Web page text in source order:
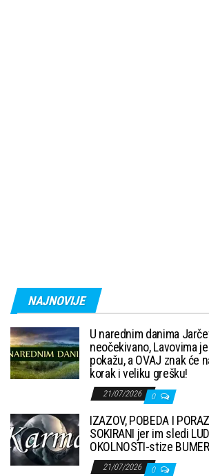
NAJNOVIJE
U narednim danima
neočekivano, Lavovima
pokažu, a OVAJ znak će
korak i veliku grešku!
21/07/2026 0
IZAZOV, POBEDA I
SOKIRANI jer im sledi
OKOLNOSTI-stize
21/07/2026 0